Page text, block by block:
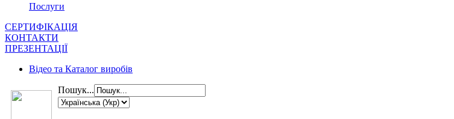
Послуги
СЕРТИФІКАЦІЯ
КОНТАКТИ
ПРЕЗЕНТАЦІЇ
Відео та Каталог виробів
Пошук...